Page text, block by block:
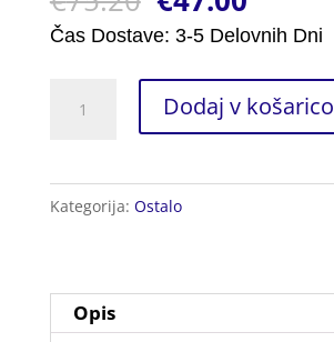
na podlagi
ocene
stranke
Čas Dostave: 3-5 Delovnih Dni
Živali
količina
Dodaj v košarico
Kategorija: Ostalo
Opis